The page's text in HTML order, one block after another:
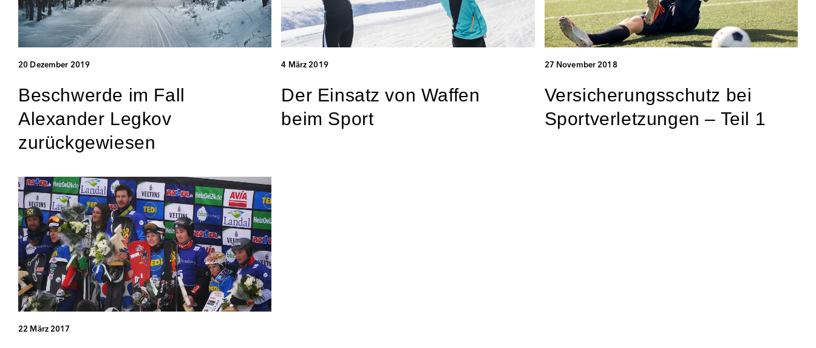
20 Dezember 2019
Beschwerde im Fall
Alexander Legkov
zurückgewiesen
4 März 2019
Der Einsatz von Waffen
beim Sport
27 November 2018
Versicherungsschutz bei
Sportverletzungen – Teil 1
22 März 2017